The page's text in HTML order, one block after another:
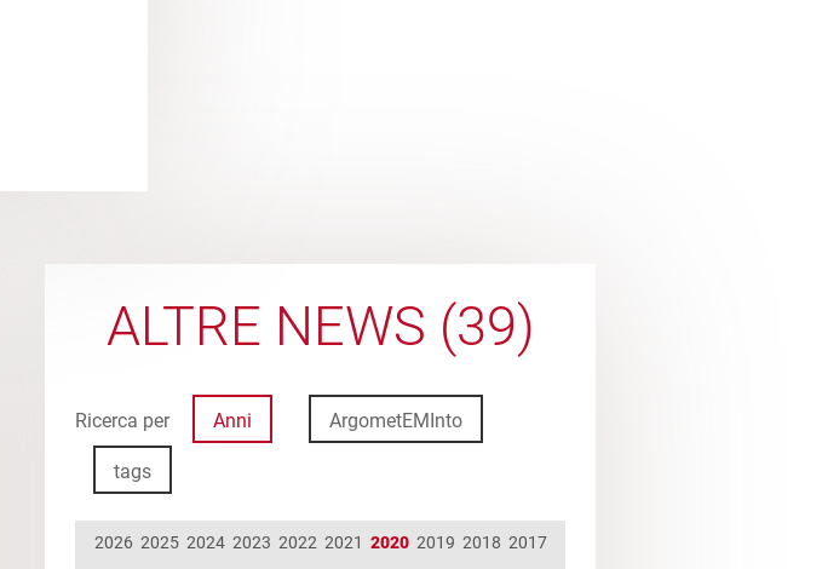
ALTRE NEWS (39)
Ricerca per Anni ArgometEMInto
tags
2026 2025 2024 2023 2022 2021 2020 2019 2018 2017